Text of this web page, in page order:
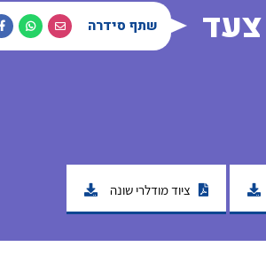
איכות | שרות | זמינות
ואינסטלציה חשמלית
וארונות לחשמל, בקרה ואלקטרוניקה
שתף סידרה
ציוד מודלרי שונה